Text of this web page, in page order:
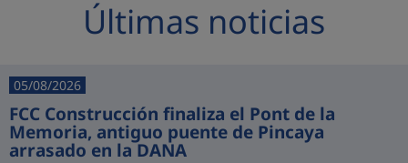
Últimas noticias
05/08/2026
FCC Construcción finaliza el Pont de la
Memoria, antiguo puente de Pincaya
arrasado en la DANA